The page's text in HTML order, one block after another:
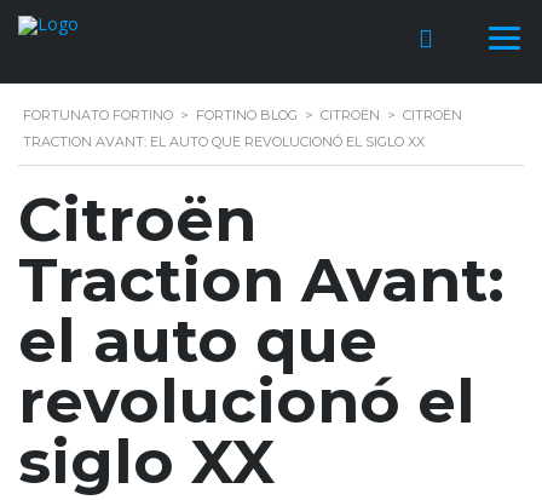
FORTUNATO FORTINO > FORTINO BLOG > CITROËN > CITROËN
TRACTION AVANT: EL AUTO QUE REVOLUCIONÓ EL SIGLO XX
Citroën
Traction Avant:
el auto que
revolucionó el
siglo XX